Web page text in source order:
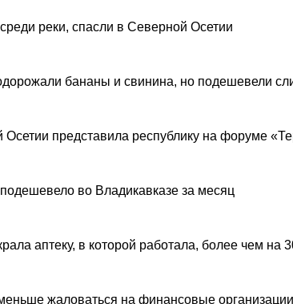
реки, спасли в Северной Осетии
бананы и свинина, но подешевели
представила республику на форуме
во Владикавказе за месяц
аптеку, в которой работала, более чем на
жаловаться на финансовые организации